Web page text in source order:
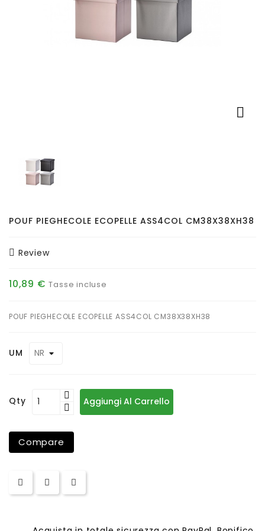

POUF PIEGHECOLE ECOPELLE ASS4COL CM38X38XH38
Review
10,89 € Tasse incluse
POUF PIEGHECOLE ECOPELLE ASS4COL CM38X38XH38
UM
Qty Aggiungi Al Carrello
Compare